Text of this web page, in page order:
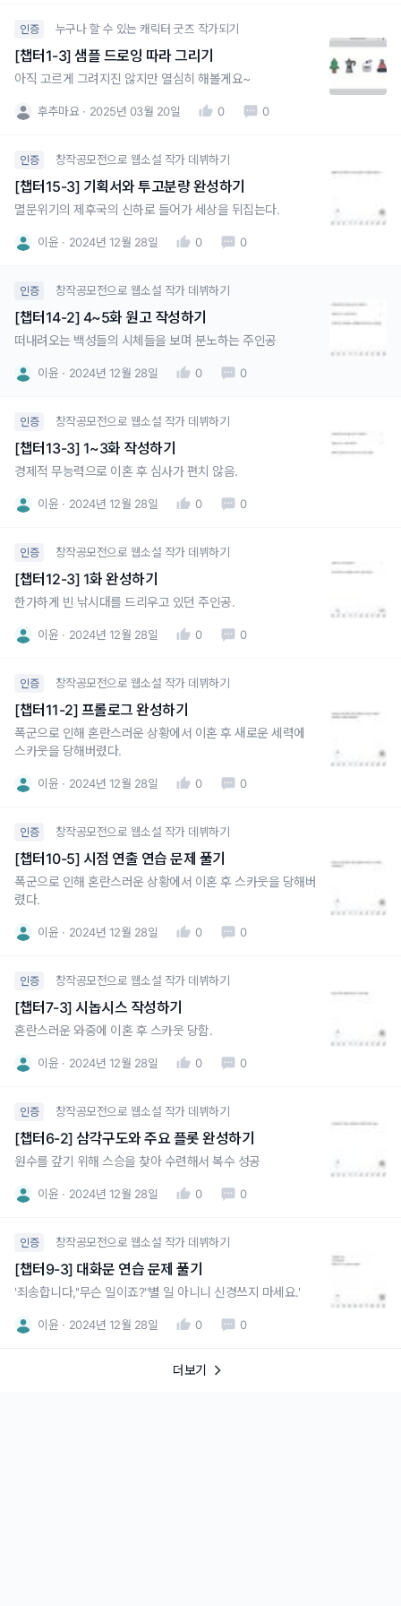
인증 누구나 할 수 있는 캐릭터 굿즈 작가되기
[챕터1-3] 샘플 드로잉 따라 그리기
아직 고르게 그려지진 않지만 열심히 해볼게요~
후추마요 2025년 03월 20일 0 0
인증 창작공모전으로 웹소설 작가 데뷔하기
[챕터15-3] 기획서와 투고분량 완성하기
멸문위기의 제후국의 신하로 들어가 세상을 뒤집는다.
이윤 2024년 12월 28일 0 0
인증 창작공모전으로 웹소설 작가 데뷔하기
[챕터14-2] 4~5화 원고 작성하기
떠내려오는 백성들의 시체들을 보며 분노하는 주인공
이윤 2024년 12월 28일 0 0
인증 창작공모전으로 웹소설 작가 데뷔하기
[챕터13-3] 1~3화 작성하기
경제적 무능력으로 이혼 후 심사가 편치 않음.
이윤 2024년 12월 28일 0 0
인증 창작공모전으로 웹소설 작가 데뷔하기
[챕터12-3] 1화 완성하기
한가하게 빈 낚시대를 드리우고 있던 주인공.
이윤 2024년 12월 28일 0 0
인증 창작공모전으로 웹소설 작가 데뷔하기
[챕터11-2] 프롤로그 완성하기
폭군으로 인해 혼란스러운 상황에서 이혼 후 새로운 세력에
스카웃을 당해버렸다.
이윤 2024년 12월 28일 0 0
인증 창작공모전으로 웹소설 작가 데뷔하기
[챕터10-5] 시점 연출 연습 문제 풀기
폭군으로 인해 혼란스러운 상황에서 이혼 후 스카웃을 당해버
렸다.
이윤 2024년 12월 28일 0 0
인증 창작공모전으로 웹소설 작가 데뷔하기
[챕터7-3] 시놉시스 작성하기
혼란스러운 와중에 이혼 후 스카웃 당함.
이윤 2024년 12월 28일 0 0
인증 창작공모전으로 웹소설 작가 데뷔하기
[챕터6-2] 삼각구도와 주요 플롯 완성하기
원수를 갚기 위해 스승을 찾아 수련해서 복수 성공
이윤 2024년 12월 28일 0 0
인증 창작공모전으로 웹소설 작가 데뷔하기
[챕터9-3] 대화문 연습 문제 풀기
'죄송합니다,''무슨 일이죠?''별 일 아니니 신경쓰지 마세요.'
이윤 2024년 12월 28일 0 0
더보기